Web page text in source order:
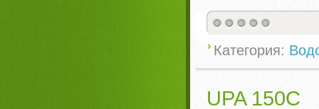
Категория:
UPA 150C